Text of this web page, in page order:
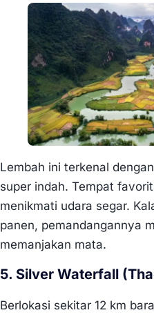
Lembah ini terkenal
super indah. Tempat
menikmati udara segar.
panen, pemandangannya
memanjakan mata.
5. Silver Waterfall
Berlokasi sekitar 12 km